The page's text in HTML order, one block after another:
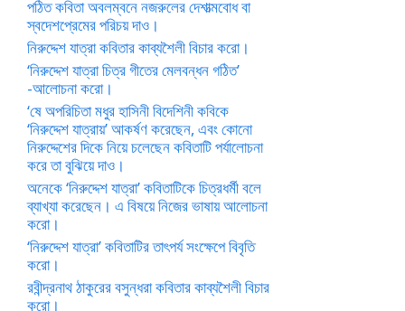
পঠিত কবিতা অবলম্বনে নজরুলের দেশাত্মবোধ বা
স্বদেশপ্রেমের পরিচয় দাও।
নিরুদ্দেশ যাত্রা কবিতার কাব্যশৈলী বিচার করো।
‘নিরুদ্দেশ যাত্রা চিত্র গীতের মেলবন্ধন গঠিত’
-আলোচনা করো।
‘ষে অপরিচিতা মধুর হাসিনী বিদেশিনী কবিকে
‘নিরুদ্দেশ যাত্রায়’ আকর্ষণ করেছেন, এবং কোনো
নিরুদ্দেশের দিকে নিয়ে চলেছেন কবিতাটি পর্যালোচনা
করে তা বুঝিয়ে দাও।
অনেকে ‘নিরুদ্দেশ যাত্রা’ কবিতাটিকে চিত্রধর্মী বলে
ব্যাখ্যা করেছেন। এ বিষয়ে নিজের ভাষায় আলোচনা
করো।
‘নিরুদ্দেশ যাত্রা’ কবিতাটির তাৎপর্য সংক্ষেপে বিবৃতি
করো।
রবীন্দ্রনাথ ঠাকুরের বসুন্ধরা কবিতার কাব্যশৈলী বিচার
করো।